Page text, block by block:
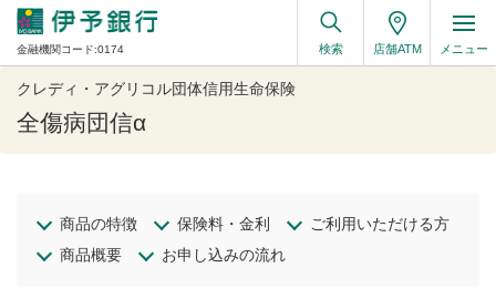
金融機関コード:0174 検索 店舗ATM メニュー
クレディ・アグリコル団体信用生命保険
全傷病団信α
商品の特徴 保険料・金利
ご利用いただける方
商品概要
お申し込みの流れ